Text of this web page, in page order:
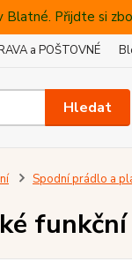
Přijdte si
a POŠTOVNÉ
Hledat
Spodní prádlo a